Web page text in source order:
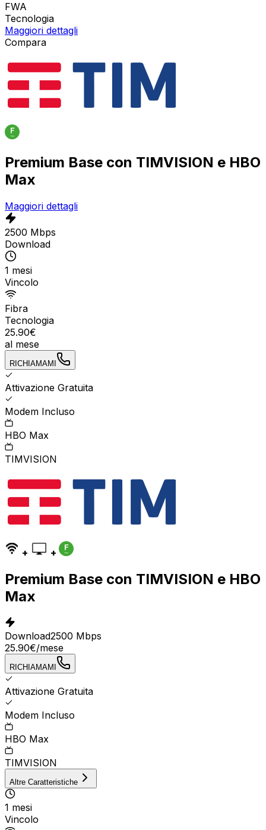
FWA
Tecnologia
Maggiori dettagli
Compara
Premium Base con TIMVISION e HBO
Max
Maggiori dettagli
2500 Mbps
Download
1 mesi
Vincolo
Fibra
Tecnologia
25.90€
al mese
RICHIAMAMI
Attivazione Gratuita
Modem Incluso
HBO Max
TIMVISION
+ +
Premium Base con TIMVISION e HBO
Max
Download2500 Mbps
25.90€/mese
RICHIAMAMI
Attivazione Gratuita
Modem Incluso
HBO Max
TIMVISION
Altre Caratteristiche
1 mesi
Vincolo